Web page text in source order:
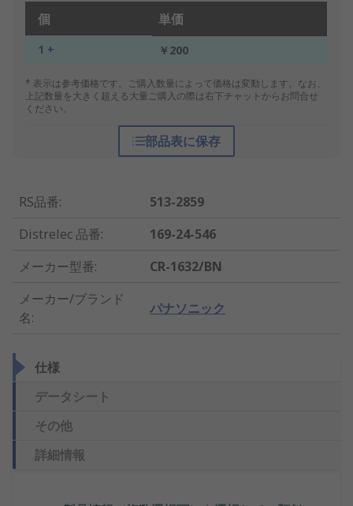
個 単価
1 + ￥200
* 表示は参考価格です。ご購入数量によって価格は変動します。なお、
上記数量を大きく超える大量ご購入の際は右下チャットからお問合せ
ください。
部品表に保存
RS品番:
513-2859
Distrelec 品番:
169-24-546
メーカー型番:
CR-1632/BN
メーカー/ブランド
名:
パナソニック
仕様
データシート
その他
詳細情報